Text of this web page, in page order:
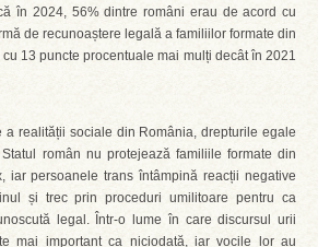
în 2024, 56% dintre români erau de acord cu
de recunoaștere legală a familiilor formate din
13 puncte procentuale mai mulți decât în 2021
a realității sociale din România, drepturile egale
român nu protejează familiile formate din
iar persoanele trans întâmpină reacții negative
și trec prin proceduri umilitoare pentru ca
legal. Într-o lume în care discursul urii
mai important ca niciodată, iar vocile lor au